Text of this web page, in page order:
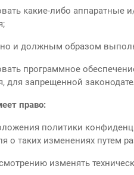
какие-либо аппаратные
и должным образом
программное
для запрещенной
право:
политики
о таких изменениях путем
изменять